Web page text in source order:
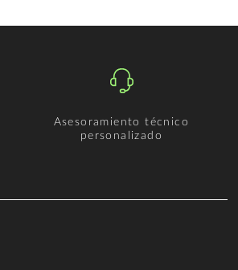
Asesoramiento técnico
personalizado